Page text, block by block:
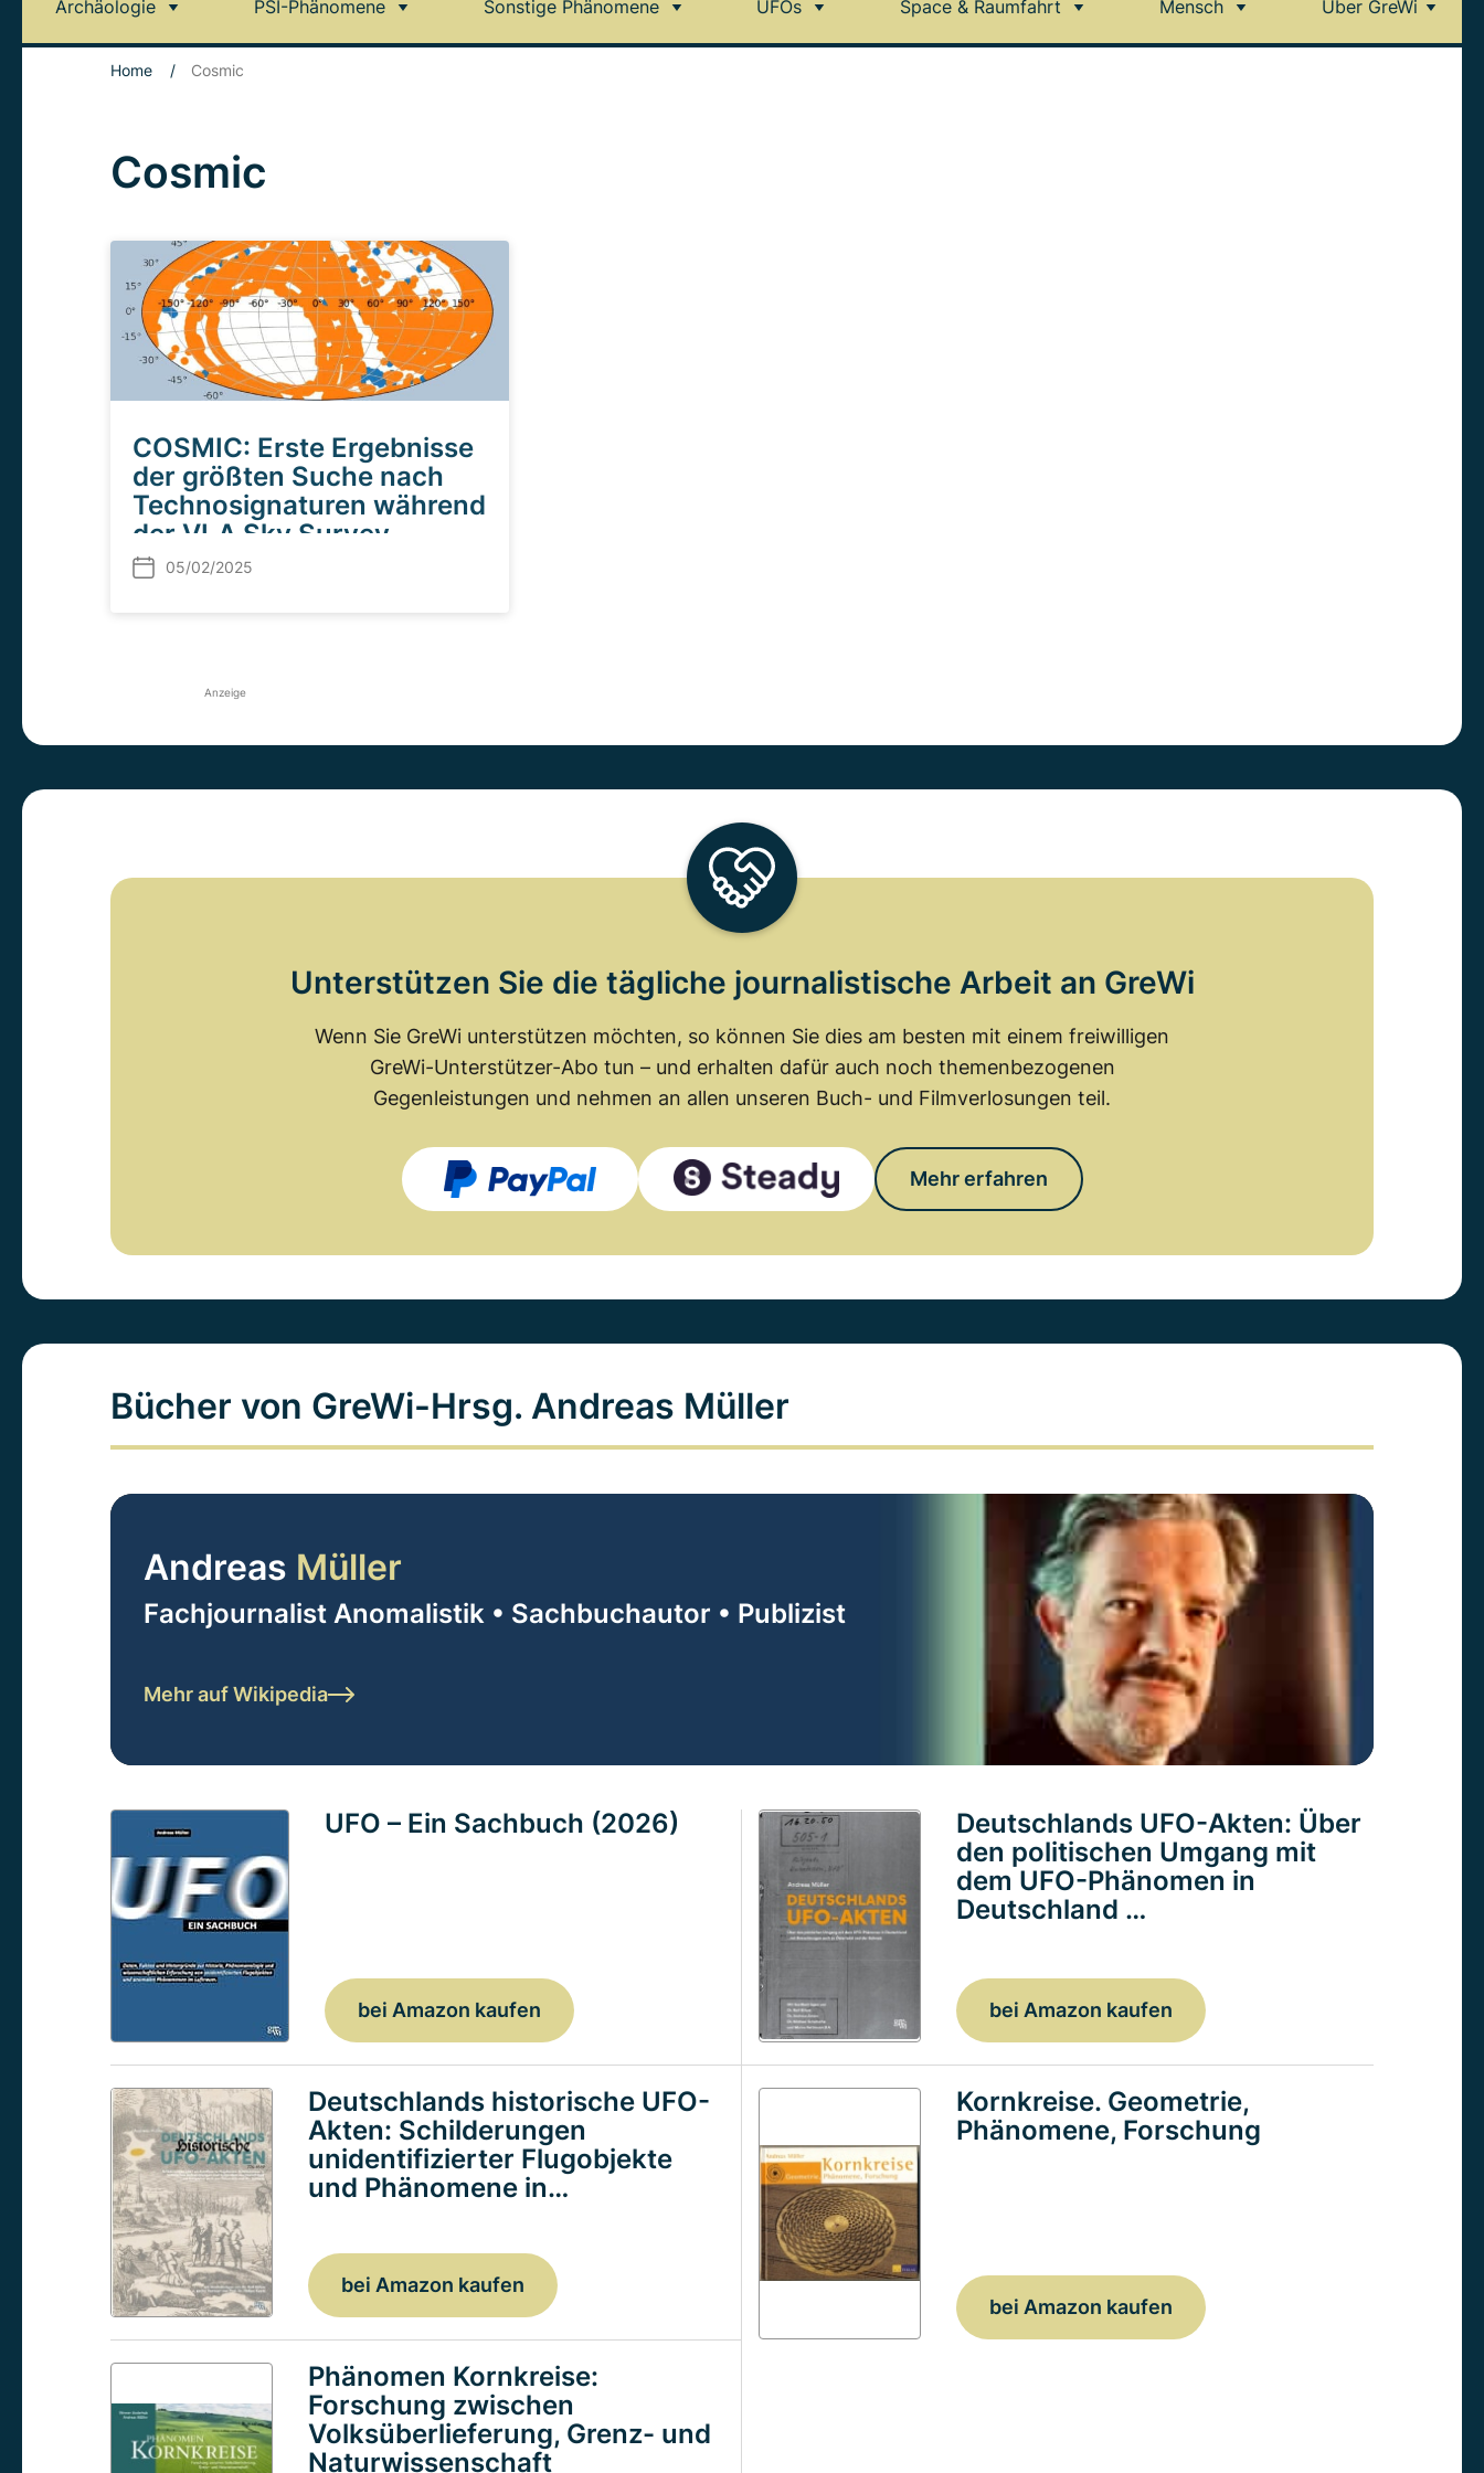
Archäologie PSI-Phänomene Sonstige Phänomene UFOs Space & Raumfahrt Mensch Über GreWi
Home / Cosmic
Cosmic
COSMIC: Erste Ergebnisse
der größten Suche nach
Technosignaturen während
der VLA Sky Survey
05/02/2025
Anzeige
Unterstützen Sie die tägliche journalistische Arbeit an GreWi
Wenn Sie GreWi unterstützen möchten, so können Sie dies am besten mit einem freiwilligen
GreWi-Unterstützer-Abo tun – und erhalten dafür auch noch themenbezogenen
Gegenleistungen und nehmen an allen unseren Buch- und Filmverlosungen teil.
Mehr erfahren
Bücher von GreWi-Hrsg. Andreas Müller
Andreas Müller
Fachjournalist Anomalistik • Sachbuchautor • Publizist
Mehr auf Wikipedia
UFO – Ein Sachbuch (2026)
bei Amazon kaufen
Deutschlands UFO-Akten: Über
den politischen Umgang mit
dem UFO-Phänomen in
Deutschland …
bei Amazon kaufen
Deutschlands historische UFO-
Akten: Schilderungen
unidentifizierter Flugobjekte
und Phänomene in…
bei Amazon kaufen
Kornkreise. Geometrie,
Phänomene, Forschung
bei Amazon kaufen
Phänomen Kornkreise:
Forschung zwischen
Volksüberlieferung, Grenz- und
Naturwissenschaft